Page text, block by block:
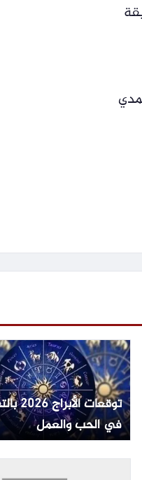
توقعات
في الحب والعمل